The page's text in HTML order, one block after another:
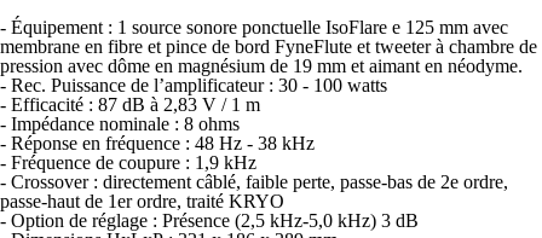
- Équipement : 1 source sonore ponctuelle IsoFlare e 125 mm avec
membrane en fibre et pince de bord FyneFlute et tweeter à chambre de
pression avec dôme en magnésium de 19 mm et aimant en néodyme.
- Rec. Puissance de l’amplificateur : 30 - 100 watts
- Efficacité : 87 dB à 2,83 V / 1 m
- Impédance nominale : 8 ohms
- Réponse en fréquence : 48 Hz - 38 kHz
- Fréquence de coupure : 1,9 kHz
- Crossover : directement câblé, faible perte, passe-bas de 2e ordre,
passe-haut de 1er ordre, traité KRYO
- Option de réglage : Présence (2,5 kHz-5,0 kHz) 3 dB